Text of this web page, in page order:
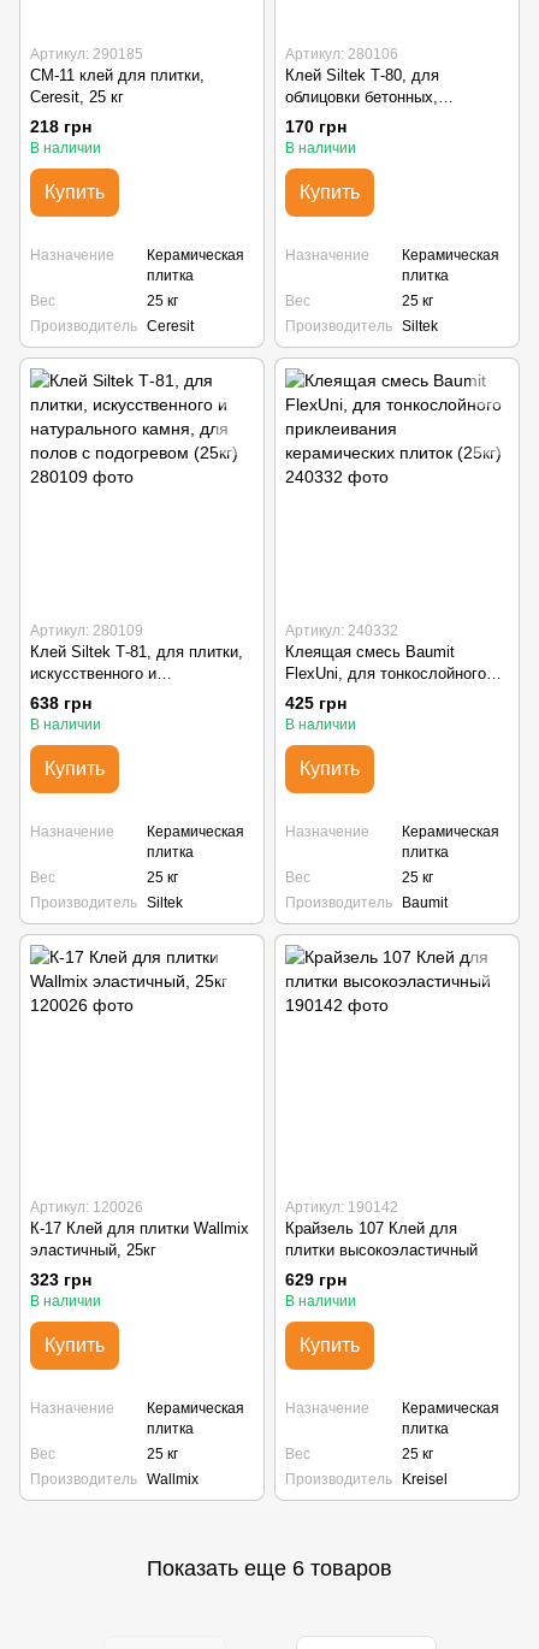
Артикул: 290185
СМ-11 клей для плитки,
Ceresit, 25 кг
218 грн
В наличии
Купить
Назначение
Керамическая
плитка
Вес
25 кг
Производитель Ceresit
Артикул: 280106
Клей Siltek Т-80, для
облицовки бетонных,
кирпичных, цементно-
песчаных оснований (25кг)
170 грн
В наличии
Купить
Назначение
Керамическая
плитка
Вес
25 кг
Производитель Siltek
Артикул: 280109
Клей Siltek Т-81, для плитки,
искусственного и
натурального камня, для
полов с подогревом (25кг)
638 грн
В наличии
Купить
Назначение
Керамическая
плитка
Вес
25 кг
Производитель Siltek
Артикул: 240332
Клеящая смесь Baumit
FlexUni, для тонкослойного
приклеивания керамических
плиток (25кг)
425 грн
В наличии
Купить
Назначение
Керамическая
плитка
Вес
25 кг
Производитель
Baumit
Артикул: 120026
К-17 Клей для плитки Wallmix
эластичный, 25кг
323 грн
В наличии
Купить
Назначение
Керамическая
плитка
Вес
25 кг
Производитель Wallmix
Артикул: 190142
Крайзель 107 Клей для
плитки высокоэластичный
629 грн
В наличии
Купить
Назначение
Керамическая
плитка
Вес
25 кг
Производитель
Kreisel
Показать еще 6 товаров